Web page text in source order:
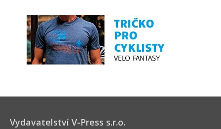
Vydavatelství V-Press s.r.o.